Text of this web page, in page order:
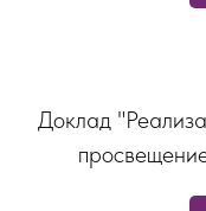
Доклад